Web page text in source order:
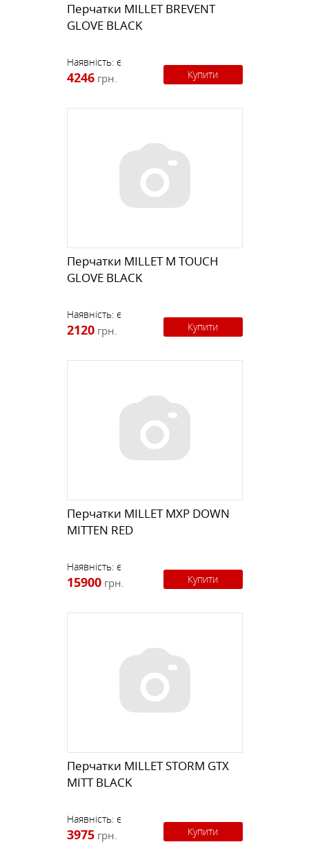
Перчатки MILLET BREVENT
GLOVE BLACK
Наявність: є
4246 грн. Купити
Перчатки MILLET M TOUCH
GLOVE BLACK
Наявність: є
2120 грн. Купити
Перчатки MILLET MXP DOWN
MITTEN RED
Наявність: є
15900 грн. Купити
Перчатки MILLET STORM GTX
MITT BLACK
Наявність: є
3975 грн. Купити